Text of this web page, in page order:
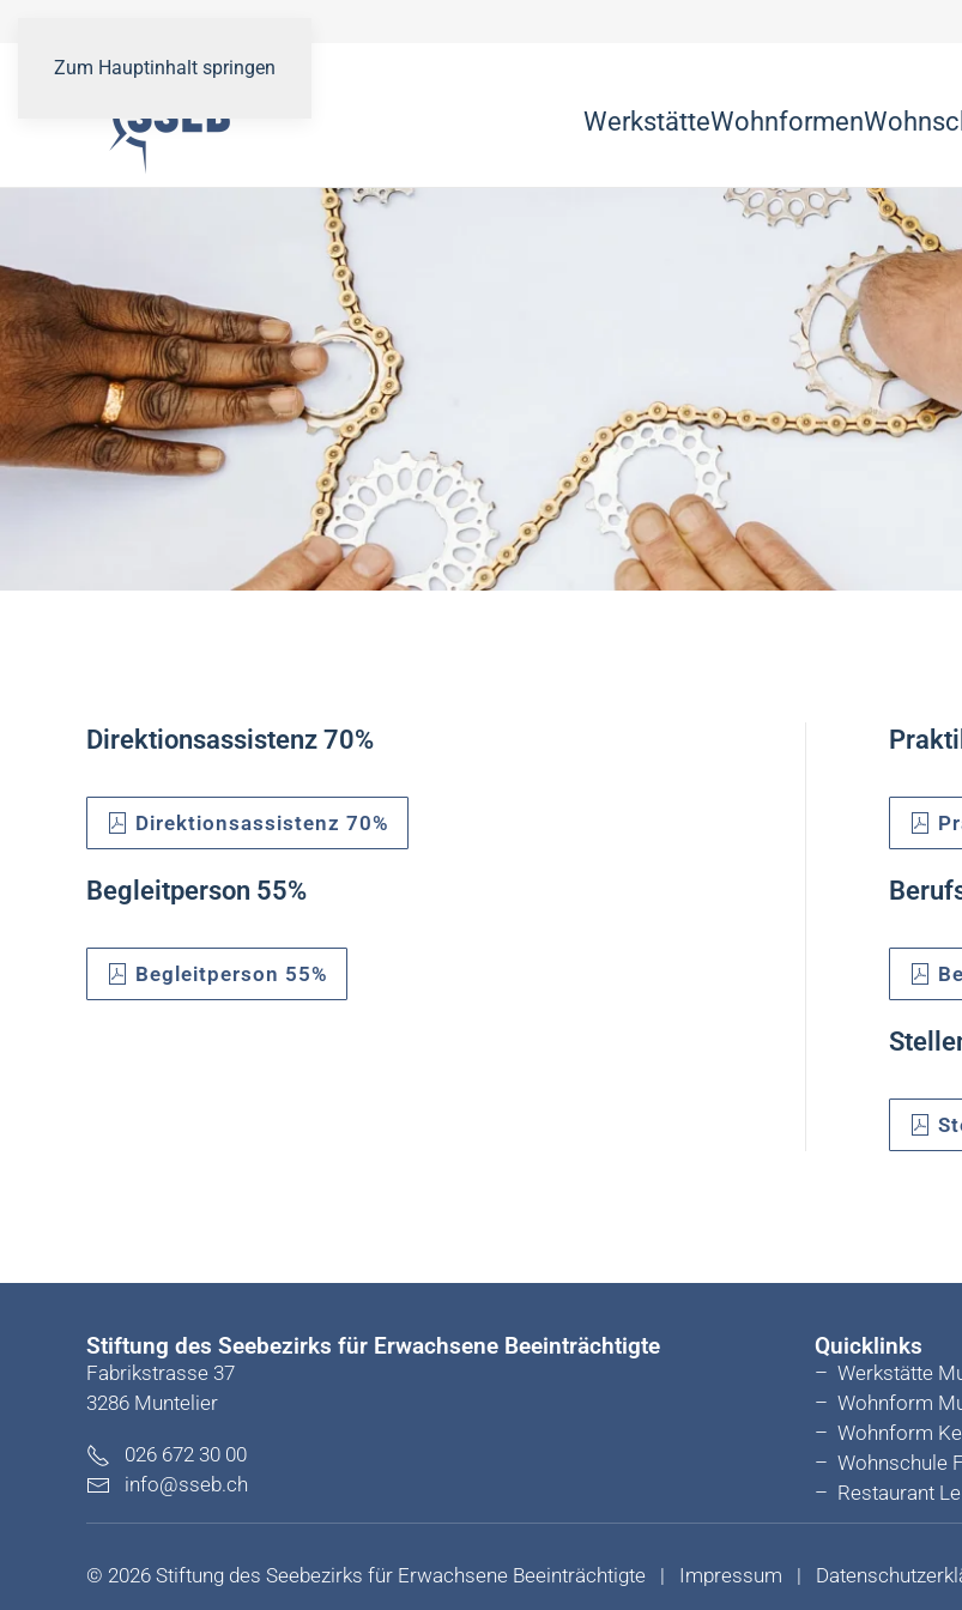
Zum Hauptinhalt springen
WerkstätteWohnformen
Direktionsassistenz 70%
Direktionsassistenz 70%
Begleitperson 55%
Begleitperson 55%
Stiftung des Seebezirks für Erwachsene Beeinträchtigte
Fabrikstrasse 37
3286 Muntelier
026 672 30 00
info@sseb.ch
Quicklinks
– Werkstätte
– Wohnform
– Wohnform
– Wohnschule
– Restaurant
© 2026 Stiftung des Seebezirks für Erwachsene Beeinträchtigte | Impressum |